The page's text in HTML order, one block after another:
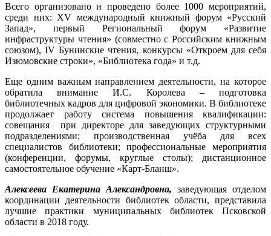
Всего организовано и проведено более 1000 мероприятий,
среди них: XV международный книжный форум «Русский
Запад», первый Региональный форум «Развитие
инфраструктуры чтения» (совместно с Российским книжным
союзом), IV Бунинские чтения, конкурсы «Откроем для себя
Изюмовские строки», «Библиотека года» и т.д.
Еще одним важным направлением деятельности, на которое
обратила внимание И.С. Королева – подготовка
библиотечных кадров для цифровой экономики. В библиотеке
продолжает работу система повышения квалификации:
совещания при директоре для заведующих структурными
подразделениями; производственная учёба для всех
специалистов библиотеки; профессиональные мероприятия
(конференции, форумы, круглые столы); дистанционное
самостоятельное обучение «Карт-Бланш».
Алексеева Екатерина Александровна, заведующая отделом
координации деятельности библиотек области, представила
лучшие практики муниципальных библиотек Псковской
области в 2018 году.